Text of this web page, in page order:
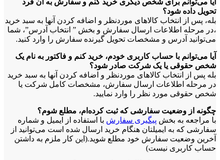
آیا می‌توانم برای شخص دیگری خرید کنم و سفارش به آن فرد
تحویل داده شود؟
بله، پس از انتخاب کالاهای موردنظر و اضافه کردن آنها به سبد خرید
،در مرحله اطلاعات ارسال سفارش و بخش ” انتخاب آدرس”، شما
می‌توانید آدرس و مشخصات تحویل گیرنده سفارش را وارد کنید.
آیا می‌توانم با حساب کاربری خودم، خرید کنم و فاکتور به نام یک
شخص حقوقی یا یک شرکت صادر شود؟
بله پس از انتخاب کالاهای موردنظر و اضافه کردن آنها به سبد خرید
در مرحله اطلاعات ارسال سفارش، مشخصات کامل شرکت یا
شخص حقوقی مورد نظر را وارد نمایید.
چگونه از وضعیت سفارشی که ثبت کرده‏‌ام، مطلع شوم؟
با مراجعه به بخش پیگیری سفارش با استفاده از ایمیل و شماره
سفارشی که به ایمیلتان هنگام خرید ارسال شده است می‌توانید از
آخرین وضعیت سفارش خود مطلع شوید.(این کار ملزم به داشتن
حساب کاربری نیست)